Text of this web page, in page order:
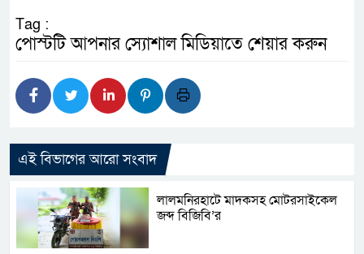
Tag :
পোস্টটি আপনার স্যোশাল মিডিয়াতে শেয়ার করুন
এই বিভাগের আরো সংবাদ
লালমনিরহাটে মাদকসহ মোটরসাইকেল
জব্দ বিজিবি’র